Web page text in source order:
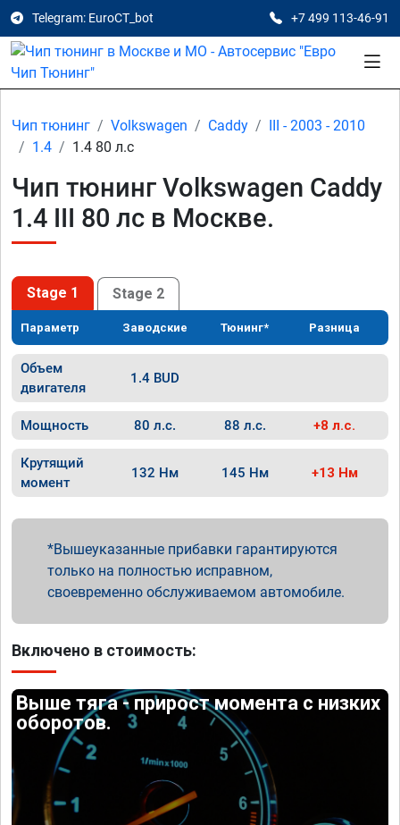
Telegram: EuroCT_bot +7 499 113-46-91
Чип тюнинг Volkswagen Caddy
III - 2003 - 2010
1.4
1.4 80 л.с
Чип тюнинг Volkswagen Caddy
1.4 III 80 лс в Москве.
Stage 1 Stage 2
Параметр Заводские Тюнинг* Разница
Объем
двигателя
1.4 BUD
Мощность 80 л.с. 88 л.с. +8 л.с.
Крутящий
момент
132 Нм 145 Нм +13 Нм
Вышеуказанные прибавки гарантируются
только на полностью исправном,
своевременно обслуживаемом автомобиле.
Включено в стоимость:
Выше тяга - прирост момента с низких
оборотов.